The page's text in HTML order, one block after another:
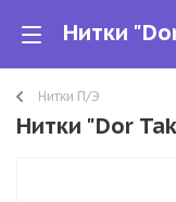
Нитки П/Э
Нитки "Dor